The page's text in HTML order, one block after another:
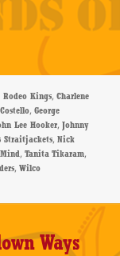
Kings,Charlene
,George
Lee Hooker,Johnny
Straitjackets,Nick
,Tanita Tikaram,
,Wilco
Me – EP-Review
Ways